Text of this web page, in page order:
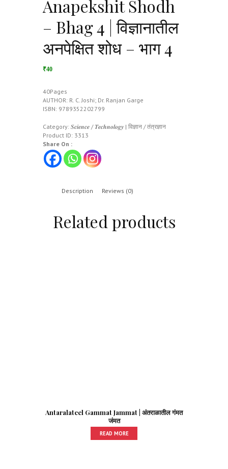
Anapekshit Shodh
– Bhag 4 | विज्ञानातील
अनपेक्षित शोध – भाग 4
₹40
40Pages
AUTHOR: R. C. Joshi; Dr. Ranjan Garge
ISBN: 9789352202799
Category: 𝑺𝒄𝒊𝒆𝒏𝒄𝒆 / 𝑻𝒆𝒄𝒉𝒏𝒐𝒍𝒐𝒈𝒚 | विज्ञान / तंत्रज्ञान
Product ID: 3313
Share On :
Description Reviews (0)
Related products
Antaralateel Gammat Jammat | अंतराळातील गंमत
जंमत
READ MORE